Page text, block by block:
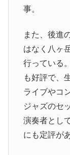
事。
また、後進
はなく八ヶ
行っている
も好評で、
ライブやコ
ジャズのセ
演奏者とし
にも定評が